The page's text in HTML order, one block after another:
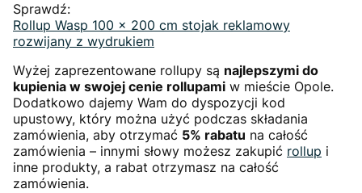
Sprawdź:
Rollup Wasp 100 x 200 cm stojak reklamowy
rozwijany z wydrukiem
Wyżej zaprezentowane rollupy są najlepszymi do
kupienia w swojej cenie rollupami w mieście Opole.
Dodatkowo dajemy Wam do dyspozycji kod
upustowy, który można użyć podczas składania
zamówienia, aby otrzymać 5% rabatu na całość
zamówienia – innymi słowy możesz zakupić rollup i
inne produkty, a rabat otrzymasz na całość
zamówienia.